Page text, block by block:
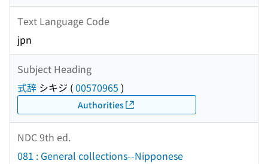
Text Language Code
jpn
Subject Heading
式辞 シキジ (00570965 )
Authorities
NDC 9th ed.
081 : General collections--Nipponese